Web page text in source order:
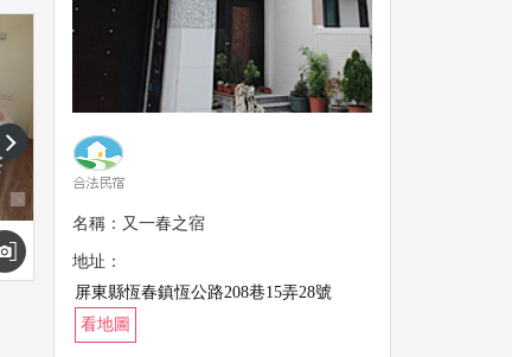
next
名稱：又一春之宿
地址：
屏東縣恆春鎮恆公路208巷15弄28號
看地圖